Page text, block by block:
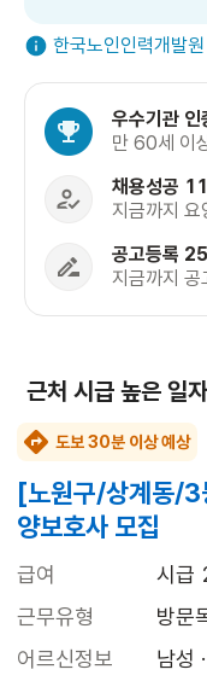
한국노인인력개발
우수기관 인
만 60세 이
채용성공
지금까지
공고등록
지금까지
근처 시급 높은 일
도보 30분 이상 예상
[노원구/상계동/
양보호사 모집
급여
시급
근무유형
방문
어르신정보
남성